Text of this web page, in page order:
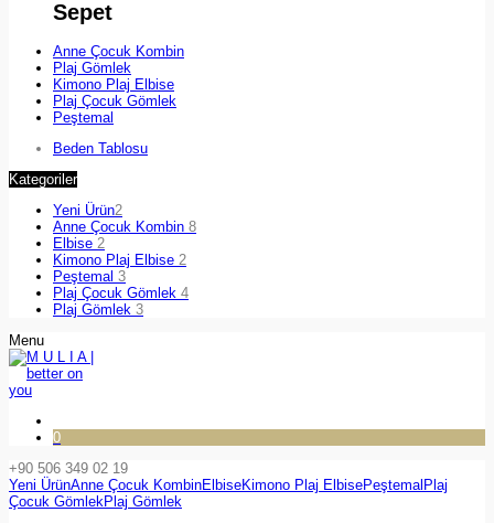
Sepet
Anne Çocuk Kombin
Plaj Gömlek
Kimono Plaj Elbise
Plaj Çocuk Gömlek
Peştemal
Beden Tablosu
Kategoriler
Yeni Ürün2
Anne Çocuk Kombin 8
Elbise 2
Kimono Plaj Elbise 2
Peştemal 3
Plaj Çocuk Gömlek 4
Plaj Gömlek 3
Menu
0
+90 506 349 02 19
Yeni ÜrünAnne Çocuk KombinElbiseKimono Plaj ElbisePeştemal Plaj
Çocuk GömlekPlaj Gömlek